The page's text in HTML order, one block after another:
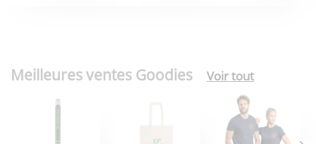
Meilleures ventes Goodies Voir tout